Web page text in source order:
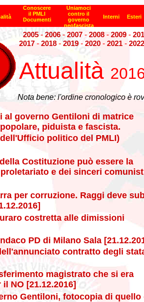
2005 - 2006-2007 - 2008 - 2009 -
2017 - 2018 - 2019- 2020 - 2021 - 2022
Attualità
Nota bene: l'ordine cronologico è
al governo Gentiloni di matrice
piduista e fascista.
politico del PMLI)
Costituzione può essere la
e dei sinceri
per corruzione. Raggi deve
costretta alle dimissioni
PD di Milano Sala
contratto degli
magistrato che si era
NO [21.12.2016]
Gentiloni, fotocopia di quello